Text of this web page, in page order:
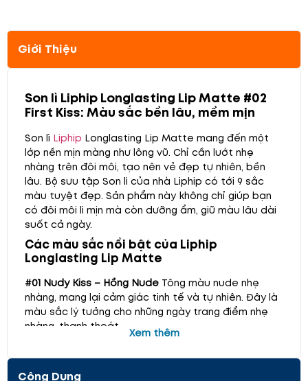
Giới Thiệu
Son lì Liphip Longlasting Lip Matte #02
First Kiss: Màu sắc bền lâu, mềm mịn
Son lì Liphip Longlasting Lip Matte mang đến một
lớp nền mịn màng như lông vũ. Chỉ cần lướt nhẹ
nhàng trên đôi môi, tạo nên vẻ đẹp tự nhiên, bền
lâu. Bộ sưu tập Son lì của nhà Liphip có tới 9 sắc
màu tuyệt đẹp. Sản phẩm này không chỉ giúp bạn
có đôi môi lì mịn mà còn dưỡng ẩm, giữ màu lâu dài
suốt cả ngày.
Các màu sắc nổi bật của Liphip
Longlasting Lip Matte
#01 Nudy Kiss – Hồng Nude Tông màu nude nhẹ
nhàng, mang lại cảm giác tinh tế và tự nhiên. Đây là
màu sắc lý tưởng cho những ngày trang điểm nhẹ
nhàng, thanh thoát.
Xem thêm
Công Dụng